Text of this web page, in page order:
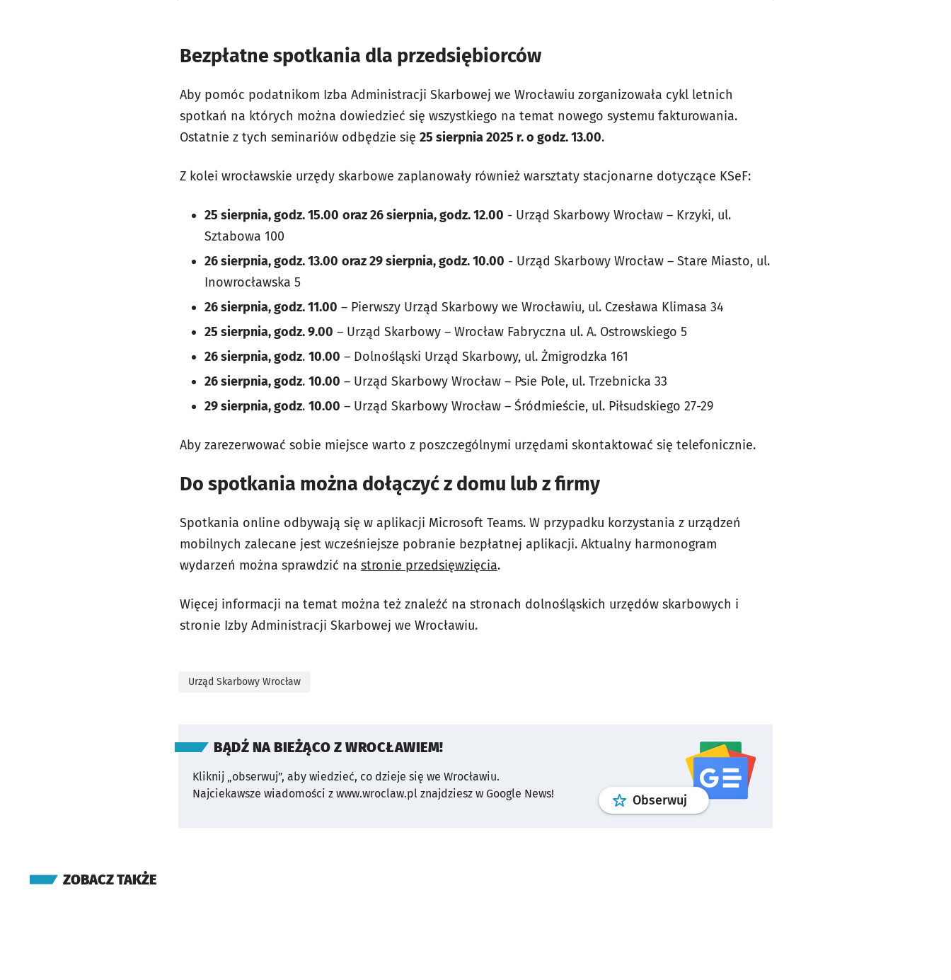
Bezpłatne spotkania dla przedsiębiorców
Aby pomóc podatnikom Izba Administracji Skarbowej we Wrocławiu zorganizowała cykl letnich
spotkań na których można dowiedzieć się wszystkiego na temat nowego systemu fakturowania.
Ostatnie z tych seminariów odbędzie się 25 sierpnia 2025 r. o godz. 13.00.
Z kolei wrocławskie urzędy skarbowe zaplanowały również warsztaty stacjonarne dotyczące KSeF:
25 sierpnia, godz. 15.00 oraz 26 sierpnia, godz. 12.00 - Urząd Skarbowy Wrocław – Krzyki, ul.
Sztabowa 100
26 sierpnia, godz. 13.00 oraz 29 sierpnia, godz. 10.00 - Urząd Skarbowy Wrocław – Stare Miasto, ul.
Inowrocławska 5
26 sierpnia, godz. 11.00 – Pierwszy Urząd Skarbowy we Wrocławiu, ul. Czesława Klimasa 34
25 sierpnia, godz. 9.00 – Urząd Skarbowy – Wrocław Fabryczna ul. A. Ostrowskiego 5
26 sierpnia, godz. 10.00 – Dolnośląski Urząd Skarbowy, ul. Żmigrodzka 161
26 sierpnia, godz. 10.00 – Urząd Skarbowy Wrocław – Psie Pole, ul. Trzebnicka 33
29 sierpnia, godz. 10.00 – Urząd Skarbowy Wrocław – Śródmieście, ul. Piłsudskiego 27-29
Aby zarezerwować sobie miejsce warto z poszczególnymi urzędami skontaktować się telefonicznie.
Do spotkania można dołączyć z domu lub z firmy
Spotkania online odbywają się w aplikacji Microsoft Teams. W przypadku korzystania z urządzeń
mobilnych zalecane jest wcześniejsze pobranie bezpłatnej aplikacji. Aktualny harmonogram
wydarzeń można sprawdzić na stronie przedsięwzięcia.
Więcej informacji na temat można też znaleźć na stronach dolnośląskich urzędów skarbowych i
stronie Izby Administracji Skarbowej we Wrocławiu.
Urząd Skarbowy Wrocław
BĄDŹ NA BIEŻĄCO Z WROCŁAWIEM!
Kliknij „obserwuj”, aby wiedzieć, co dzieje się we Wrocławiu.
Najciekawsze wiadomości z www.wroclaw.pl znajdziesz w Google News!
Obserwuj profilgoogle news
ZOBACZ TAKŻE